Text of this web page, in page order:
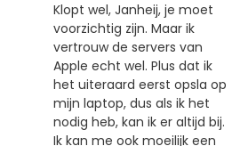
Klopt wel, Janheij, je moet
voorzichtig zijn. Maar ik
vertrouw de servers van
Apple echt wel. Plus dat ik
het uiteraard eerst opsla op
mijn laptop, dus als ik het
nodig heb, kan ik er altijd bij.
Ik kan me ook moeilijk een